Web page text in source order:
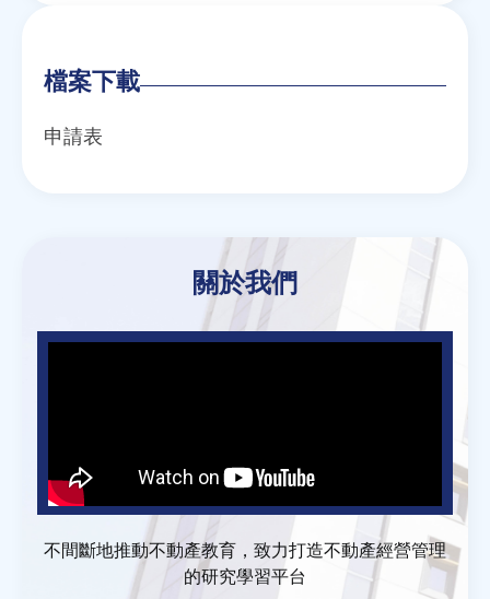
檔案下載
申請表
關於我們
不間斷地推動不動產教育，致力打造不動產經營管理
的研究學習平台